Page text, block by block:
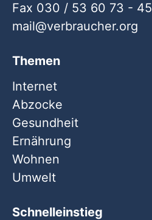
Fax 030 / 53 60 73 - 45
mail
verbraucher org
Themen
Internet
Abzocke
Gesundheit
Ernährung
Wohnen
Umwelt
Schnelleinstieg